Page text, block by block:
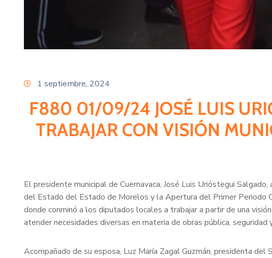
1 septiembre, 2024
F880 01/09/24 JOSÉ LUIS
TRABAJAR CON VISIÓN
El presidente municipal de Cuernavaca, José Luis Urióstegui
del Estado del Estado de Morelos y la Apertura del Primer Periodo
donde conminó a los diputados locales a trabajar a partir de una
atender necesidades diversas en materia de obras pública, seguridad
Acompañado de su esposa, Luz María Zagal Guzmán, presidenta